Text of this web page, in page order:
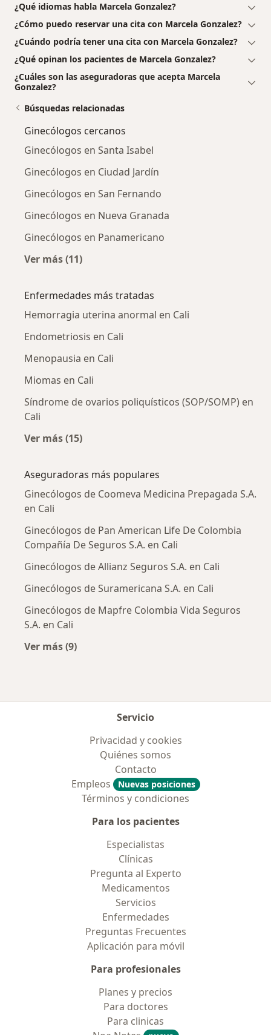
¿Qué idiomas habla Marcela Gonzalez?
¿Cómo puedo reservar una cita con Marcela Gonzalez?
¿Cuándo podría tener una cita con Marcela Gonzalez?
¿Qué opinan los pacientes de Marcela Gonzalez?
¿Cuáles son las aseguradoras que acepta Marcela
Gonzalez?
Búsquedas relacionadas
Ginecólogos cercanos
Ginecólogos en Santa Isabel
Ginecólogos en Ciudad Jardín
Ginecólogos en San Fernando
Ginecólogos en Nueva Granada
Ginecólogos en Panamericano
Ver más (11)
Enfermedades más tratadas
Hemorragia uterina anormal en Cali
Endometriosis en Cali
Menopausia en Cali
Miomas en Cali
Síndrome de ovarios poliquísticos (SOP/SOMP) en
Cali
Ver más (15)
Aseguradoras más populares
Ginecólogos de Coomeva Medicina Prepagada S.A.
en Cali
Ginecólogos de Pan American Life De Colombia
Compañía De Seguros S.A. en Cali
Ginecólogos de Allianz Seguros S.A. en Cali
Ginecólogos de Suramericana S.A. en Cali
Ginecólogos de Mapfre Colombia Vida Seguros
S.A. en Cali
Ver más (9)
Servicio
Privacidad y cookies
Quiénes somos
Contacto
Empleos
Nuevas posiciones
Términos y condiciones
Para los pacientes
Especialistas
Clínicas
Pregunta al Experto
Medicamentos
Servicios
Enfermedades
Preguntas Frecuentes
Aplicación para móvil
Para profesionales
Planes y precios
Para doctores
Para clinicas